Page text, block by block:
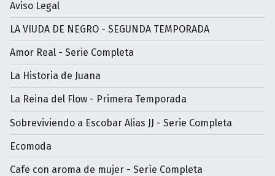
Aviso Legal
LA VIUDA DE NEGRO - SEGUNDA TEMPORADA
Amor Real - Serie Completa
La Historia de Juana
La Reina del Flow - Primera Temporada
Sobreviviendo a Escobar Alias JJ - Serie Completa
Ecomoda
Cafe con aroma de mujer - Serìe Completa